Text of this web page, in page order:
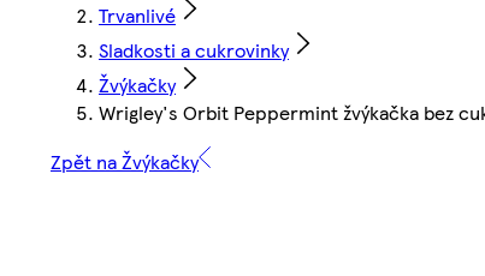
Trvanlivé
Sladkosti a cukrovinky
Žvýkačky
Wrigley's Orbit Peppermint žvýkačka bez
Zpět na Žvýkačky